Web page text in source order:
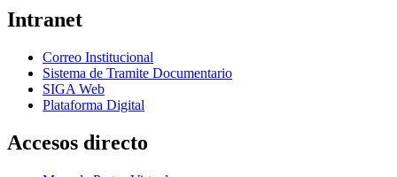
Intranet
Correo Institucional
Sistema de Tramite Documentario
SIGA Web
Plataforma Digital
Accesos directo